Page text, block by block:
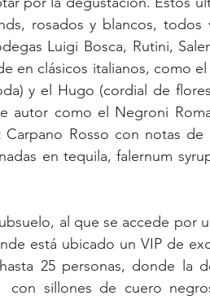
rosados y blancos, todos
Luigi Bosca, Rutini,
en clásicos italianos, como
y el Hugo (cordial de
autor como el Negroni
Rosso con notas de
en tequila, falernum
al que se accede por
está ubicado un VIP de
25 personas, donde la
con sillones de cuero